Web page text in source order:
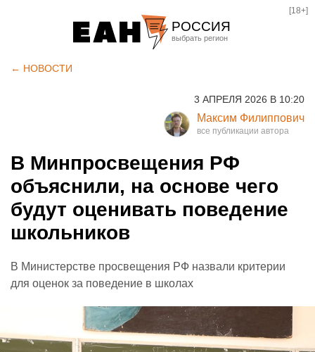
РОССИЯ
Курган
Оренбург
[18+]
← НОВОСТИ
3 АПРЕЛЯ 2026 В 10:20
Максим Филиппович
В Минпросвещения РФ
объяснили, на основе чего
будут оценивать поведение
школьников
В Министерстве просвещения РФ назвали критерии
для оценок за поведение в школах